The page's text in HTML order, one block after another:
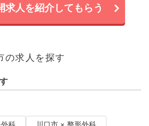
求人を紹介してもらう
の求人を探す